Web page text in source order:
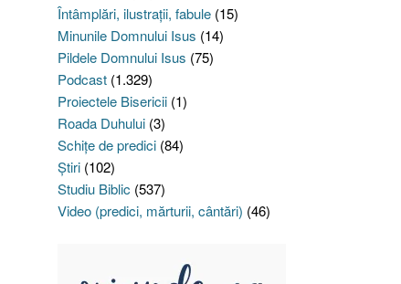
Întâmplări, ilustraţii, fabule(15)
Minunile Domnului Isus (14)
Pildele Domnului Isus (75)
Podcast(1.329)
Proiectele Bisericii(1)
Roada Duhului(3)
Schiţe de predici(84)
Ştiri(102)
Studiu Biblic (537)
Video (predici, mărturii, cântări) (46)